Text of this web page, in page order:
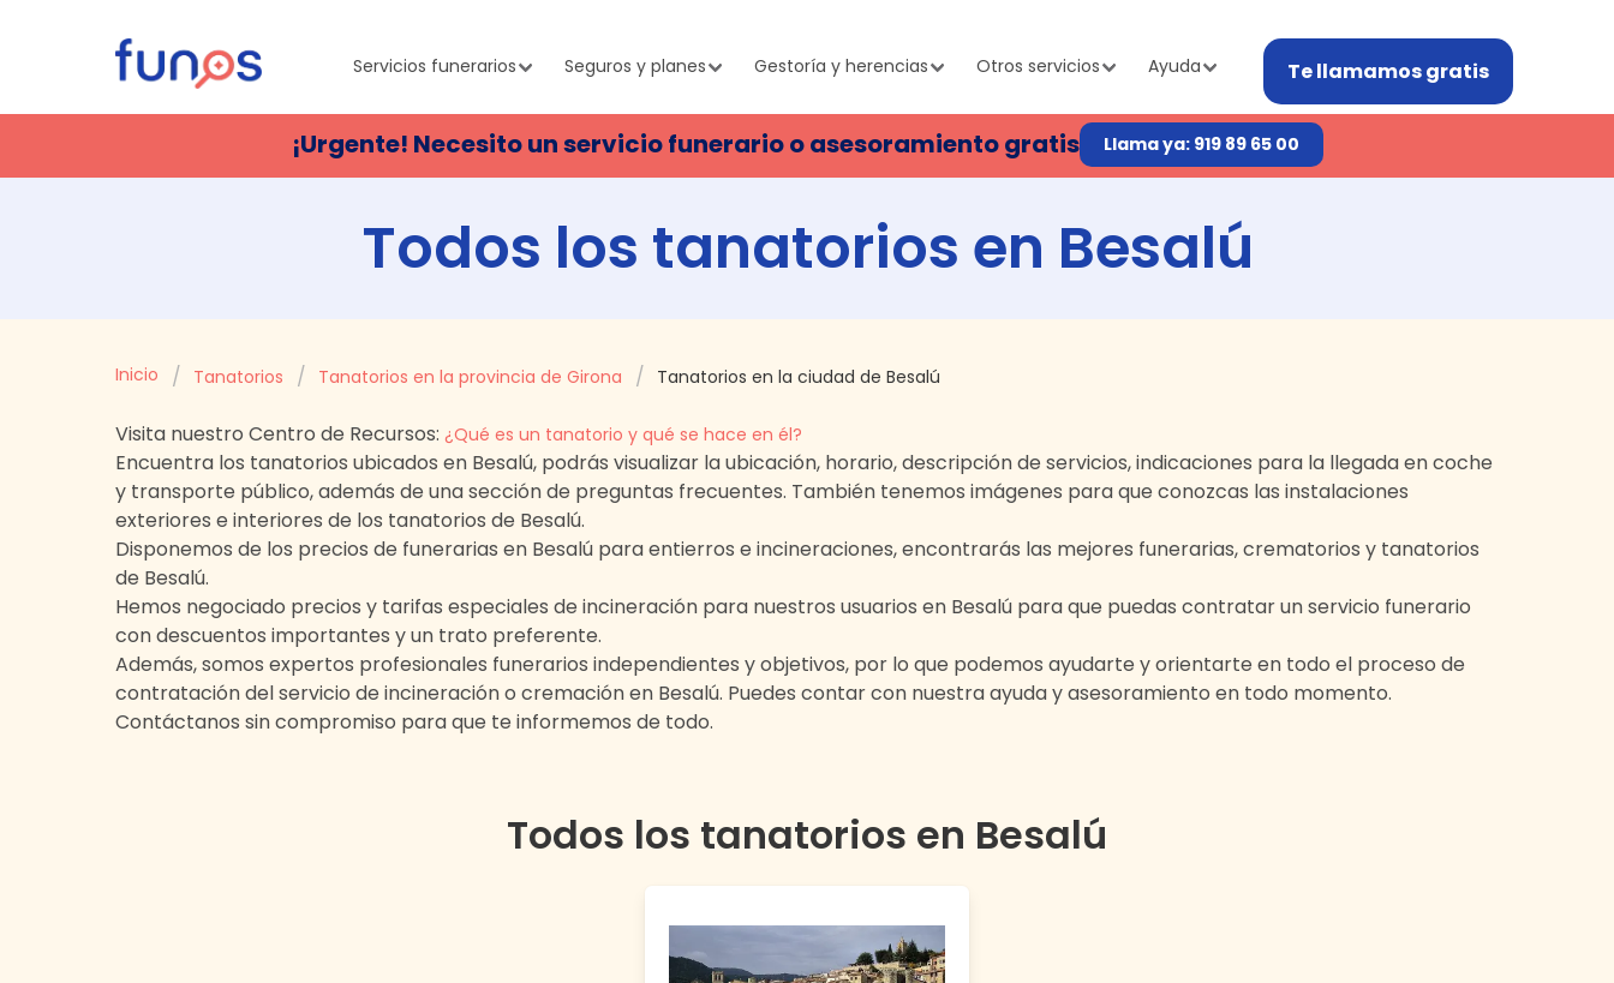
Servicios funerarios Seguros y planes Gestoría y herencias Otros servicios Ayuda Te llamamos gratis
¡Urgente! Necesito un servicio funerario o asesoramiento gratis Llama ya: 919 89 65 00
Todos los tanatorios en Besalú
Inicio Tanatorios Tanatorios en la provincia de Girona Tanatorios en la ciudad de Besalú
Visita nuestro Centro de Recursos: ¿Qué es un tanatorio y qué se hace en él?
Encuentra los tanatorios ubicados en Besalú, podrás visualizar la ubicación, horario, descripción de servicios, indicaciones para la llegada en coche
y transporte público, además de una sección de preguntas frecuentes. También tenemos imágenes para que conozcas las instalaciones
exteriores e interiores de los tanatorios de Besalú.
Disponemos de los precios de funerarias en Besalú para entierros e incineraciones, encontrarás las mejores funerarias, crematorios y tanatorios
de Besalú.
Hemos negociado precios y tarifas especiales de incineración para nuestros usuarios en Besalú para que puedas contratar un servicio funerario
con descuentos importantes y un trato preferente.
Además, somos expertos profesionales funerarios independientes y objetivos, por lo que podemos ayudarte y orientarte en todo el proceso de
contratación del servicio de incineración o cremación en Besalú. Puedes contar con nuestra ayuda y asesoramiento en todo momento.
Contáctanos sin compromiso para que te informemos de todo.
Todos los tanatorios en Besalú